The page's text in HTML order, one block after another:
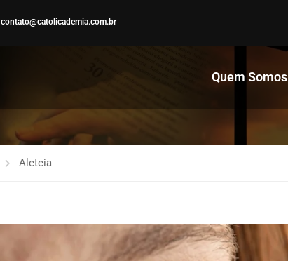
contato@catolicademia.com.br
Quem Somos
Aleteia